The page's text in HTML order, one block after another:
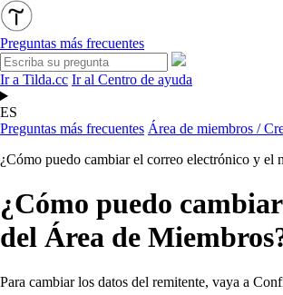
Preguntas más frecuentes
Ir a Tilda.cc Ir al Centro de ayuda
ES
Preguntas más frecuentes Área de miembros /
¿Cómo puedo cambiar el correo electrónico y el
¿Cómo puedo
del Área de
Para cambiar los datos del remitente, vaya a